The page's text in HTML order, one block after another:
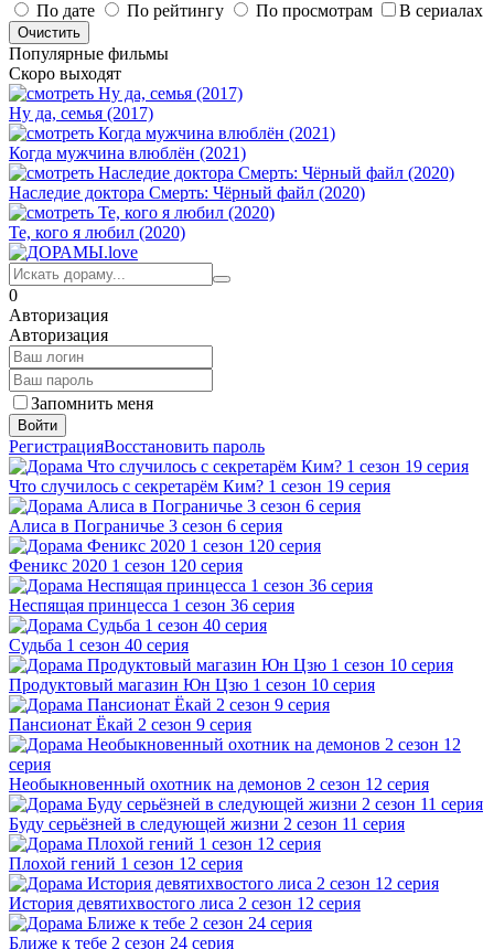
По дате
По рейтингу По просмотрам В сериалах
Популярные фильмы
Скоро выходят
Ну да, семья (2017)
Когда мужчина влюблён (2021)
Наследие доктора Смерть: Чёрный файл (2020)
Те, кого я любил (2020)
0
Авторизация
Авторизация
Запомнить меня
Войти
РегистрацияВосстановить пароль
Что случилось с секретарём Ким? 1 сезон 19 серия
Алиса в Пограничье 3 сезон 6 серия
Феникс 2020 1 сезон 120 серия
Неспящая принцесса 1 сезон 36 серия
Судьба 1 сезон 40 серия
Продуктовый магазин Юн Цзю 1 сезон 10 серия
Пансионат Ёкай 2 сезон 9 серия
Необыкновенный охотник на демонов 2 сезон 12 серия
Буду серьёзней в следующей жизни 2 сезон 11 серия
Плохой гений 1 сезон 12 серия
История девятихвостого лиса 2 сезон 12 серия
Ближе к тебе 2 сезон 24 серия